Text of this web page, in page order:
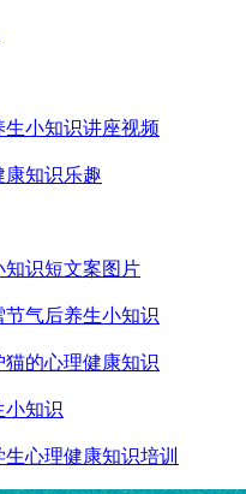
小知识讲座视频
知识乐趣
知识短文案图片
气后养生小知识
的心理健康知识
小知识
心理健康知识培训